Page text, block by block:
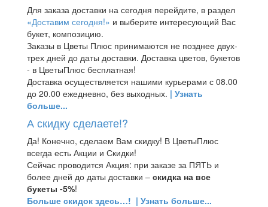
Для заказа доставки на сегодня перейдите, в раздел
«Доставим сегодня!» и выберите интересующий Вас
букет, композицию.
Заказы в Цветы Плюс принимаются не позднее двух-
трех дней до даты доставки. Доставка цветов, букетов
- в ЦветыПлюс бесплатная!
Доставка осуществляется нашими курьерами с 08.00
до 20.00 ежедневно, без выходных. | Узнать
больше...
А скидку сделаете!?
Да! Конечно, сделаем Вам скидку! В ЦветыПлюс
всегда есть Акции и Скидки!
Сейчас проводится Акция: при заказе за ПЯТЬ и
более дней до даты доставки – скидка на все
букеты -5%!
Больше скидок здесь…! | Узнать больше...